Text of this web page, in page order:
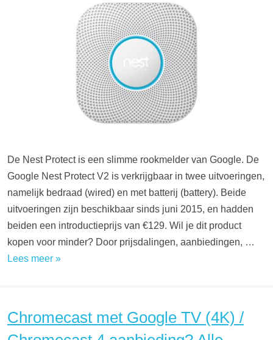
De Nest Protect is een slimme rookmelder van Google. De
Google Nest Protect V2 is verkrijgbaar in twee uitvoeringen,
namelijk bedraad (wired) en met batterij (battery). Beide
uitvoeringen zijn beschikbaar sinds juni 2015, en hadden
beiden een introductieprijs van €129. Wil je dit product
kopen voor minder? Door prijsdalingen, aanbiedingen, …
Lees meer »
Chromecast met Google TV (4K) /